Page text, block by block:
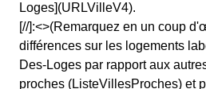
Loges](URLVilleV4).
[//]:<>(Remarquez en un coup
différences sur les logements
Des-Loges par rapport aux
proches (ListeVillesProches) et